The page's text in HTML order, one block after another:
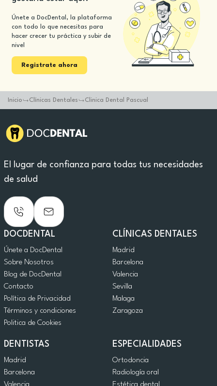
Únete a DocDental, la plataforma
con todo lo que necesitas para
hacer crecer tu práctica y subir de
nivel
Registrate ahora
Inicio Clínicas Dentales Clinica Dental Pascual
El lugar de confianza para todas tus necesidades
de salud
DOCDENTAL
Únete a DocDental
Sobre Nosotros
Blog de DocDental
Contacto
Política de Privacidad
Términos y condiciones
Politica de Cookies
CLÍNICAS DENTALES
Madrid
Barcelona
Valencia
Sevilla
Malaga
Zaragoza
DENTISTAS
Madrid
Barcelona
ESPECIALIDADES
Ortodoncia
Radiología oral